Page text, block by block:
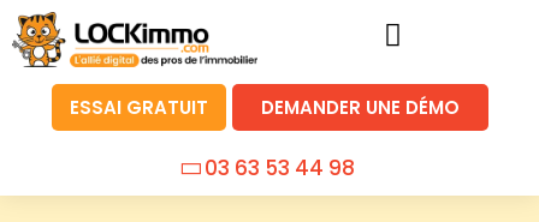
ESSAI GRATUIT DEMANDER UNE DÉMO
03 63 53 44 98